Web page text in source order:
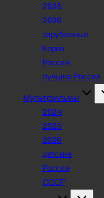
2025
2026
зарубежные
Корея
Россия
лучшие Россия
Мультфильмы
2024
2025
2026
детские
Россия
СССР